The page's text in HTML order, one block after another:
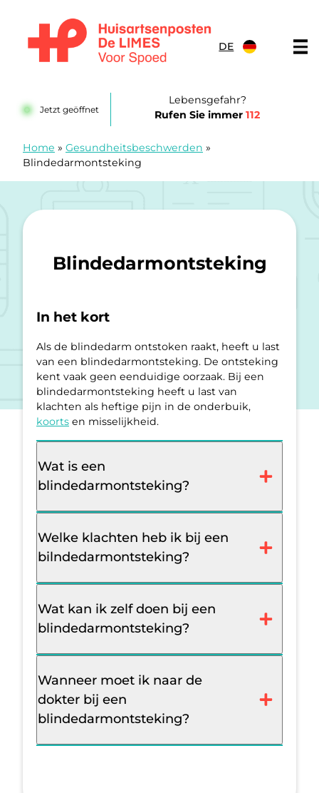
DE
Jetzt geöffnet
Lebensgefahr?
Rufen Sie immer112
Home » Gesundheitsbeschwerden »
Blindedarmontsteking
Blindedarmontsteking
In het kort
Als de blindedarm ontstoken raakt, heeft u last
van een blindedarmontsteking. De ontsteking
kent vaak geen eenduidige oorzaak. Bij een
blindedarmontsteking heeft u last van
klachten als heftige pijn in de onderbuik,
koorts en misselijkheid.
Wat is een
blindedarmontsteking?
Welke klachten heb ik bij een
bilndedarmontsteking?
Wat kan ik zelf doen bij een
blindedarmontsteking?
Wanneer moet ik naar de
dokter bij een
blindedarmontsteking?